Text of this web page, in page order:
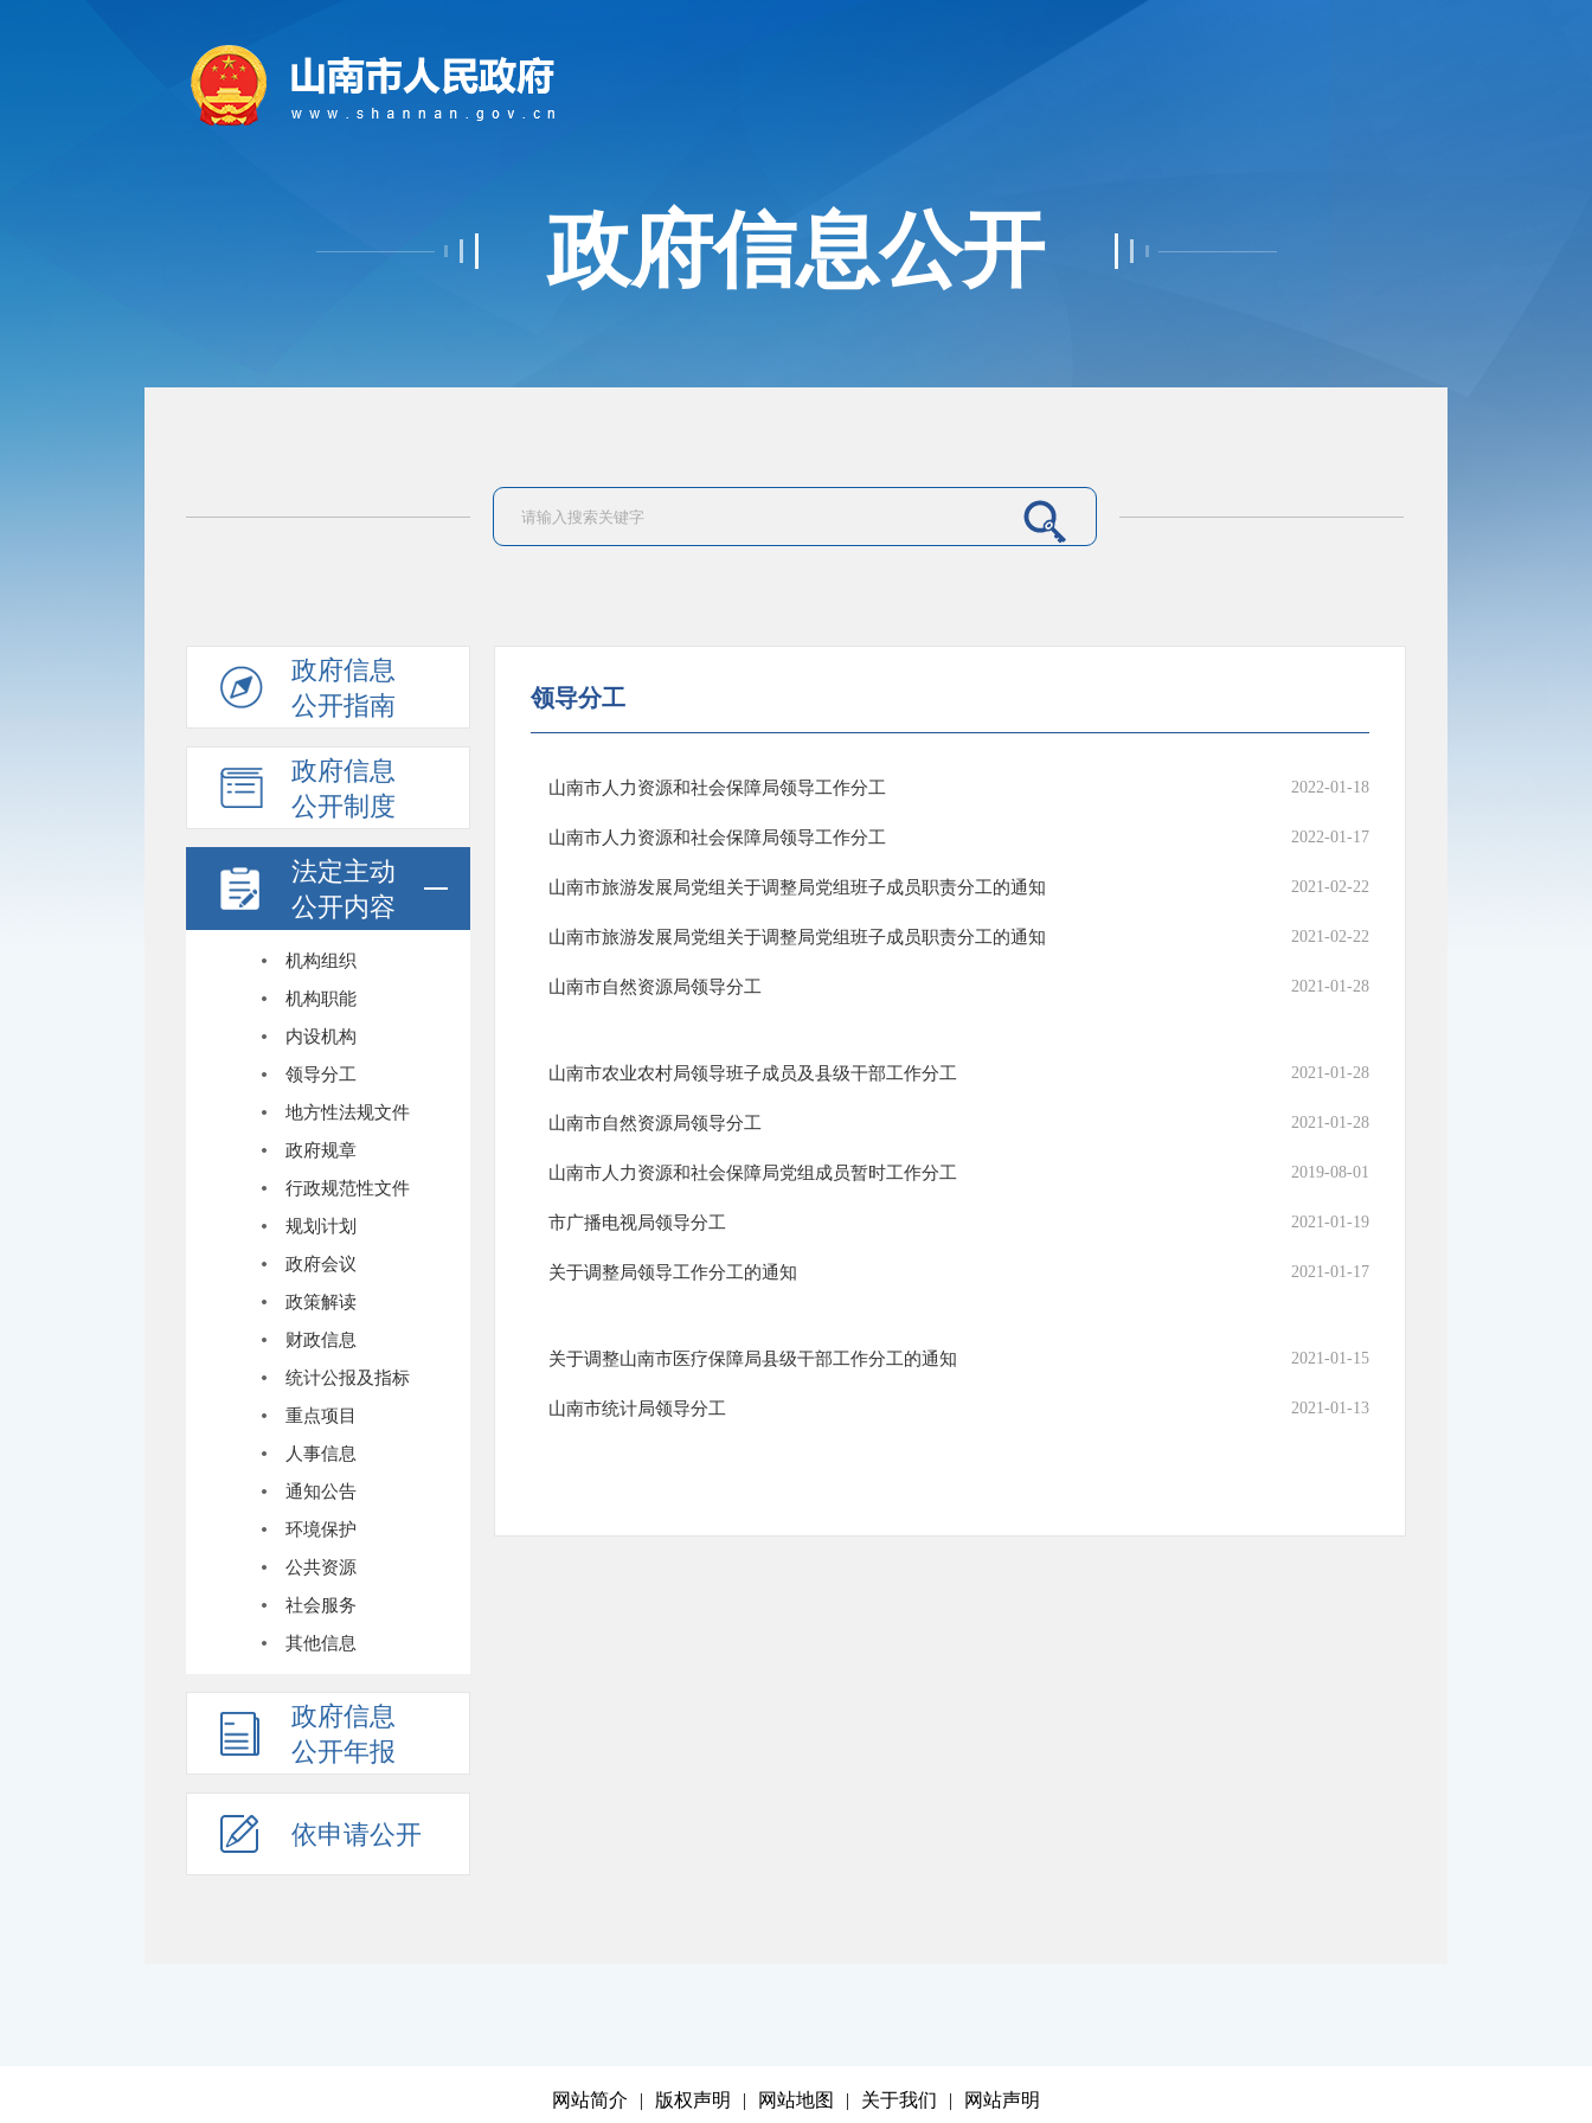
政府信息公开
政府信息
公开指南
政府信息
公开制度
法定主动
公开内容
机构组织
机构职能
内设机构
领导分工
地方性法规文件
政府规章
行政规范性文件
规划计划
政府会议
政策解读
财政信息
统计公报及指标
重点项目
人事信息
通知公告
环境保护
公共资源
社会服务
其他信息
政府信息
公开年报
依申请公开
领导分工
山南市人力资源和社会保障局领导工作分工 2022-01-18
山南市人力资源和社会保障局领导工作分工 2022-01-17
山南市旅游发展局党组关于调整局党组班子成员职责分工的通知 2021-02-22
山南市旅游发展局党组关于调整局党组班子成员职责分工的通知 2021-02-22
山南市自然资源局领导分工 2021-01-28
山南市农业农村局领导班子成员及县级干部工作分工 2021-01-28
山南市自然资源局领导分工 2021-01-28
山南市人力资源和社会保障局党组成员暂时工作分工 2019-08-01
市广播电视局领导分工 2021-01-19
关于调整局领导工作分工的通知 2021-01-17
关于调整山南市医疗保障局县级干部工作分工的通知 2021-01-15
山南市统计局领导分工 2021-01-13
网站简介 | 版权声明 | 网站地图 | 关于我们 | 网站声明